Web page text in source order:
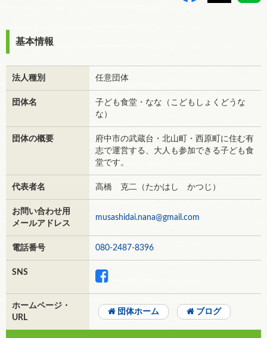
基本情報
法人種別 任意団体
団体名
子ども食堂・なな（こどもしょくどうな
な）
団体の概要
府中市の武蔵台・北山町・西原町に住む有
志で運営する、大人も参加できる子ども食
堂です。
代表者名 高橋 克二（たかはし かつじ）
お問い合わせ用
メールアドレス
musashidai.nana@gmail.com
電話番号 080-2487-8396
SNS
ホームページ・
URL
団体ホーム ブログ